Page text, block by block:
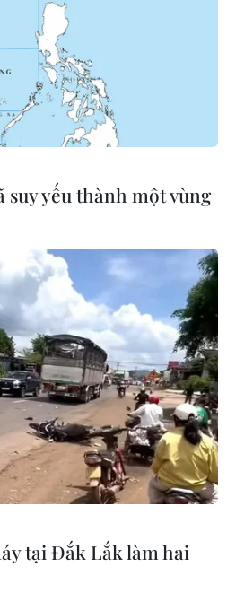
tạm giam nguyên
gia Mũi Cà Mau
phép từ các khoản thu, từ năm
Khải,nguyên Giám đốc
cùng thuộc cấp đã tham ô
suy yếu thành một vùng
tại Đắk Lắk làm hai